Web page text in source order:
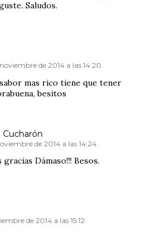
Saludos.
de 2014 a las 14:20
mas rico tiene que tener
besitos
Cucharón
de 2014 a las 14:24
gracias Dámaso!!! Besos.
de 2014 a las 15:12